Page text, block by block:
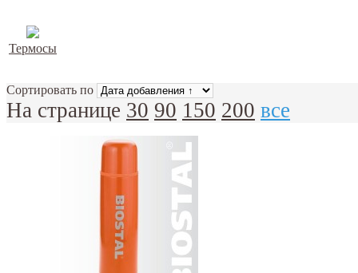
Термосы
Сортировать по
На странице 30 90 150 200 все